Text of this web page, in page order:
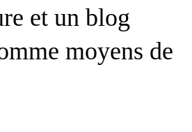
et un blog
moyens de